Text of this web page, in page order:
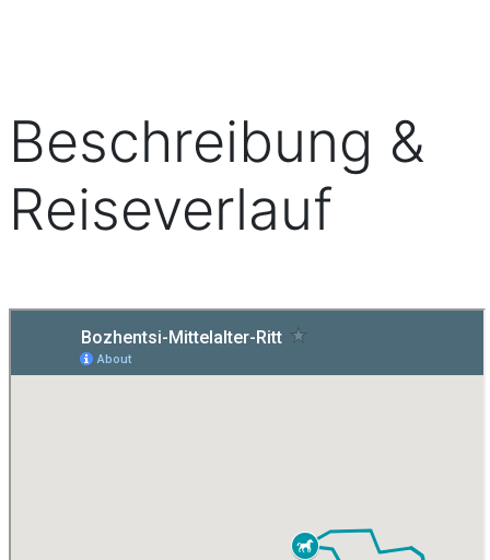
Beschreibung &
Reiseverlauf